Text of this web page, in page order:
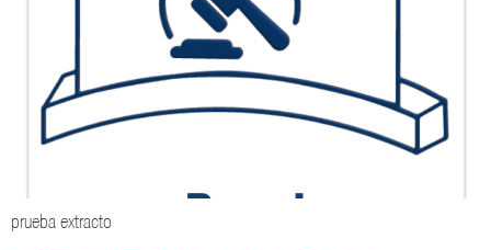
prueba extracto